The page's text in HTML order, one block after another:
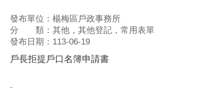
發布單位：楊梅區戶政事務所
分 類：其他，其他登記，常用表單
發布日期：113-06-19
戶長拒提戶口名簿申請書